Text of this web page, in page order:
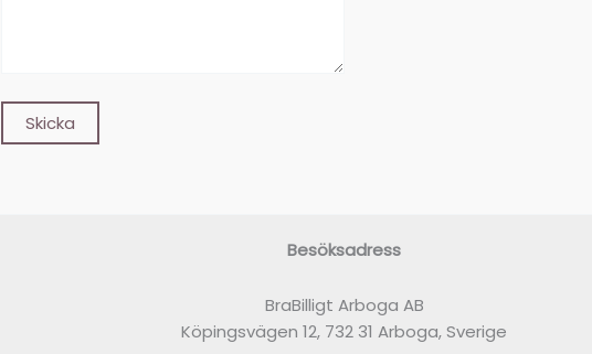
Besöksadress
BraBilligt Arboga AB
Köpingsvägen 12, 732 31 Arboga, Sverige